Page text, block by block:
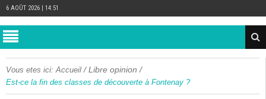
6 AOÛT 2026 | 14:51
Vous etes ici: Accueil /Libre opinion /
Est-ce la fin des classes de découverte à Fontenay ?